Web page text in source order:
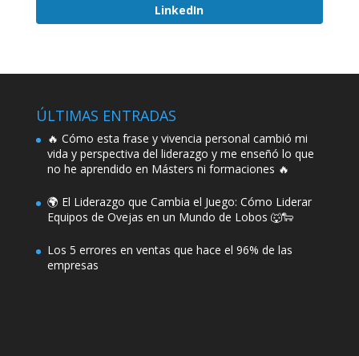
LinkedIn
ÚLTIMAS ENTRADAS
🔥 Cómo esta frase y vivencia personal cambió mi
vida y perspectiva del liderazgo y me enseñó lo que
no he aprendido en Másters ni formaciones 🔥
🌍 El Liderazgo que Cambia el Juego: Cómo Liderar
Equipos de Ovejas en un Mundo de Lobos 🐺🐑
Los 5 errores en ventas que hace el 96% de las
empresas